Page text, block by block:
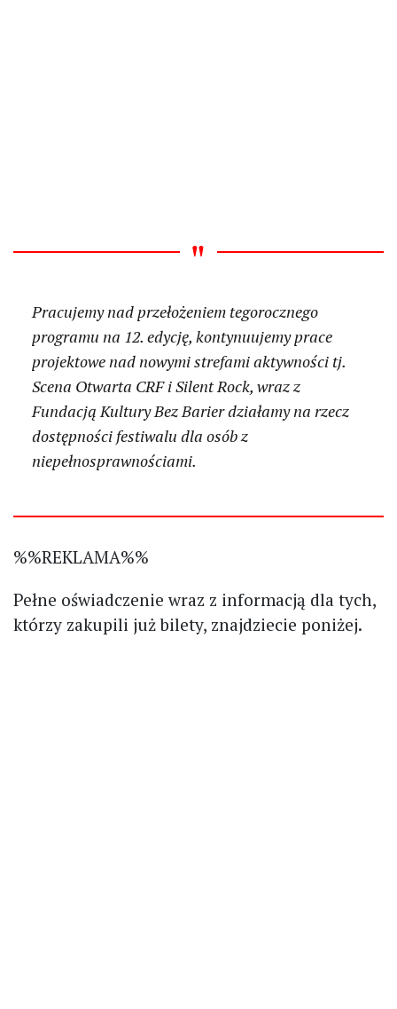
Pracujemy nad przełożeniem tegorocznego
programu na 12. edycję, kontynuujemy prace
projektowe nad nowymi strefami aktywności tj.
Scena Otwarta CRF i Silent Rock, wraz z
Fundacją Kultury Bez Barier działamy na rzecz
dostępności festiwalu dla osób z
niepełnosprawnościami.
%%REKLAMA%%
Pełne oświadczenie wraz z informacją dla tych,
którzy zakupili już bilety, znajdziecie poniżej.